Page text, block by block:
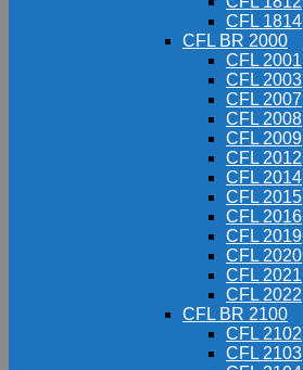
CFL 1814
CFL BR 2000
CFL 2001
CFL 2003
CFL 2007
CFL 2008
CFL 2009
CFL 2012
CFL 2014
CFL 2015
CFL 2016
CFL 2019
CFL 2020
CFL 2021
CFL 2022
CFL BR 2100
CFL 2102
CFL 2103